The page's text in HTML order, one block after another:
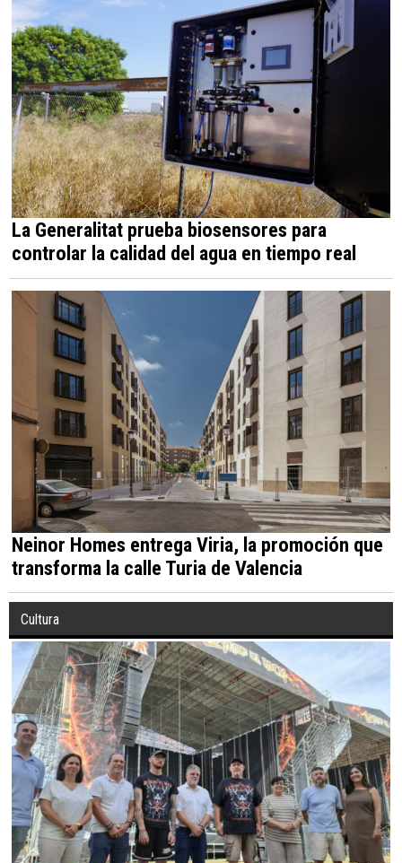
La Generalitat prueba biosensores para
controlar la calidad del agua en tiempo real
Neinor Homes entrega Viria, la promoción que
transforma la calle Turia de Valencia
Cultura